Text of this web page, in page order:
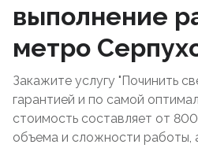
выполнение
метро
Закажите услугу "Починить
гарантией и по самой
стоимость составляет от
объема и сложности работы,